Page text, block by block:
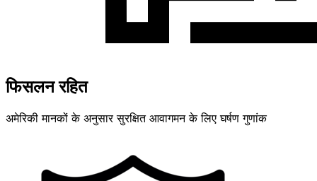
फिसलन रहित
अमेरिकी मानकों के अनुसार सुरक्षित आवागमन के लिए घर्षण गुणांक